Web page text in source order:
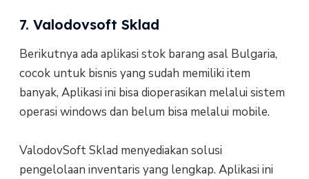
7. Valodovsoft Sklad
Berikutnya ada aplikasi stok barang asal Bulgaria,
cocok untuk bisnis yang sudah memiliki item
banyak, Aplikasi ini bisa dioperasikan melalui sistem
operasi windows dan belum bisa melalui mobile.
ValodovSoft Sklad menyediakan solusi
pengelolaan inventaris yang lengkap. Aplikasi ini